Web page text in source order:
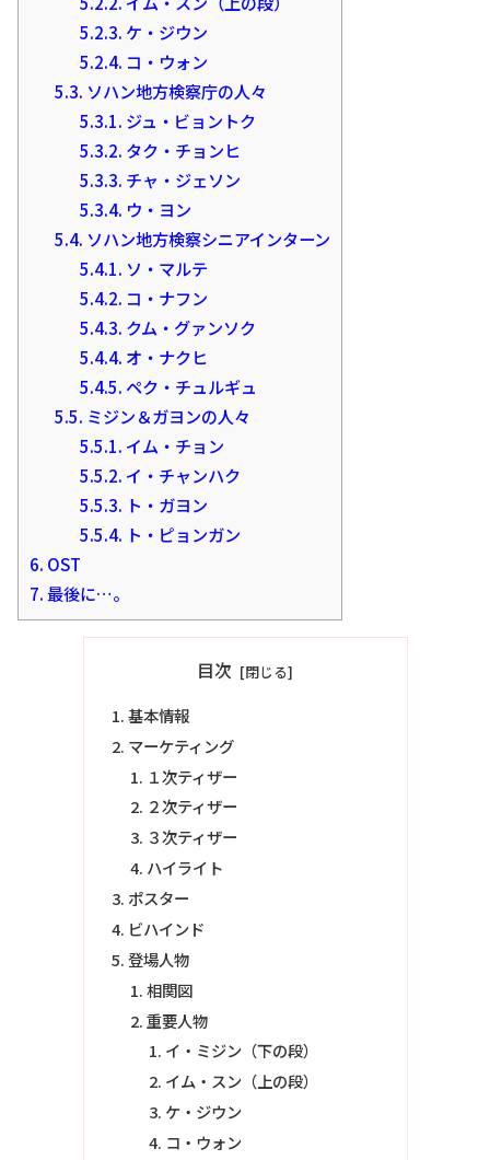
5.2.3. ケ・ジウン
5.2.4. コ・ウォン
5.3. ソハン地方検察庁の人々
5.3.1. ジュ・ビョントク
5.3.2. タク・チョンヒ
5.3.3. チャ・ジェソン
5.3.4. ウ・ヨン
5.4. ソハン地方検察シニアインターン
5.4.1. ソ・マルテ
5.4.2. コ・ナフン
5.4.3. クム・グァンソク
5.4.4. オ・ナクヒ
5.4.5. ペク・チュルギュ
5.5. ミジン＆ガヨンの人々
5.5.1. イム・チョン
5.5.2. イ・チャンハク
5.5.3. ト・ガヨン
5.5.4. ト・ピョンガン
6. OST
7.最後に…。
目次
基本情報
マーケティング
１次ティザー
２次ティザー
３次ティザー
ハイライト
ポスター
ビハインド
登場人物
相関図
重要人物
イ・ミジン（下の段）
イム・スン（上の段）
ケ・ジウン
コ・ウォン